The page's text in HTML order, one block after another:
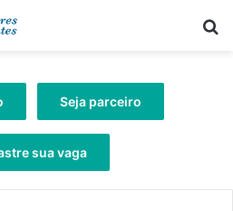
Seja parceiro
sua vaga